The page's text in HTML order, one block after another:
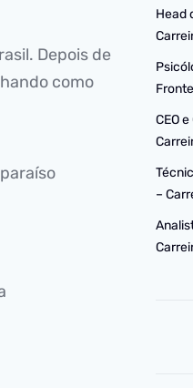
Depois de
como
Head
CEO
–